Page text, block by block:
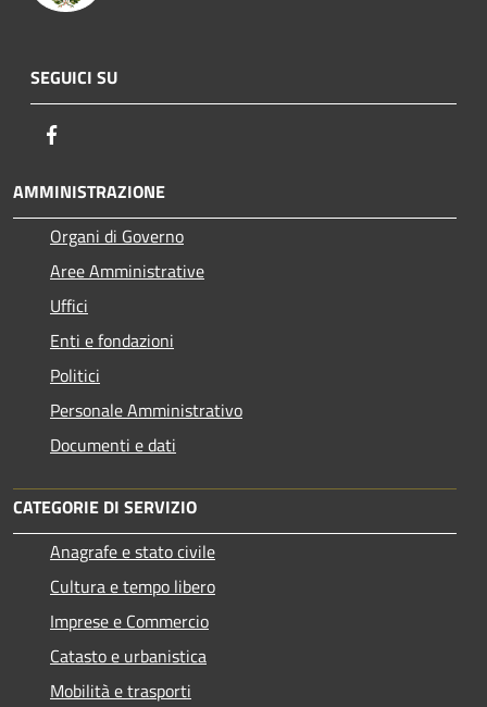
SEGUICI SU
AMMINISTRAZIONE
Organi di Governo
Aree Amministrative
Uffici
Enti e fondazioni
Politici
Personale Amministrativo
Documenti e dati
CATEGORIE DI SERVIZIO
Anagrafe e stato civile
Cultura e tempo libero
Imprese e Commercio
Catasto e urbanistica
Mobilità e trasporti